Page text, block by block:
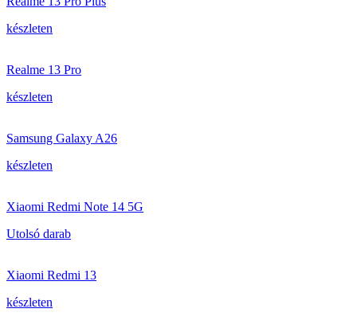
készleten
Realme 13 Pro
készleten
Samsung Galaxy A26
készleten
Xiaomi Redmi Note 14 5G
Utolsó darab
Xiaomi Redmi 13
készleten